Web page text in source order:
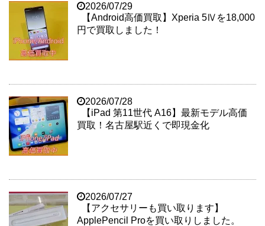
2026/07/29
【Android高価買取】Xperia 5Ⅳを18,000
円で買取しました！
2026/07/28
【iPad 第11世代 A16】最新モデル高価
買取！名古屋駅近くで即現金化
2026/07/27
【アクセサリーも買い取ります】
ApplePencil Proを買い取りしました。